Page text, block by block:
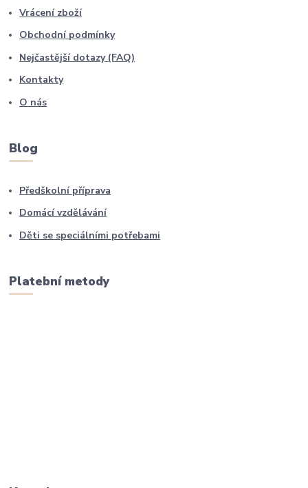
Vrácení zboží
Obchodní podmínky
Nejčastější dotazy (FAQ)
Kontakty
O nás
Blog
Předškolní příprava
Domácí vzdělávání
Děti se speciálními potřebami
Platební metody